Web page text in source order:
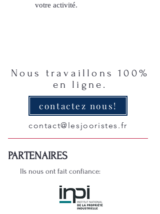
votre activité.
Nous travaillons 100%
en ligne.
contactez nous!
contact@lesjooristes.fr
PARTENAIRES
Ils nous ont fait confiance: